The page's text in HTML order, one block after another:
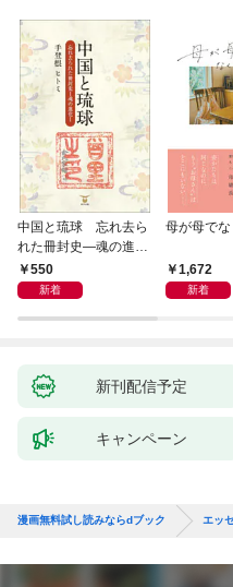
中国と琉球 忘れ去ら
れた冊封史―魂の進化
―550
新着
母が母でな
1,672
新着
新刊配信予定
キャンペーン
漫画無料試し読みならdブック エッ